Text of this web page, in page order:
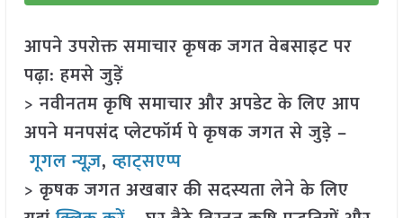
आपने उपरोक्त समाचार कृषक जगत वेबसाइट पर
पढ़ा: हमसे जुड़ें
> नवीनतम कृषि समाचार और अपडेट के लिए आप
अपने मनपसंद प्लेटफॉर्म पे कृषक जगत से जुड़े –
गूगल न्यूज़,व्हाट्सएप्प
> कृषक जगत अखबार की सदस्यता लेने के लिए